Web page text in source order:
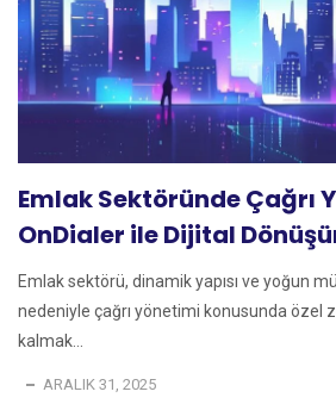
Emlak Sektöründe Çağrı
OnDialer ile Dijital
Emlak sektörü, dinamik yapısı ve yoğun
nedeniyle çağrı yönetimi konusunda özel
kalmak...
ARALIK 31, 2025